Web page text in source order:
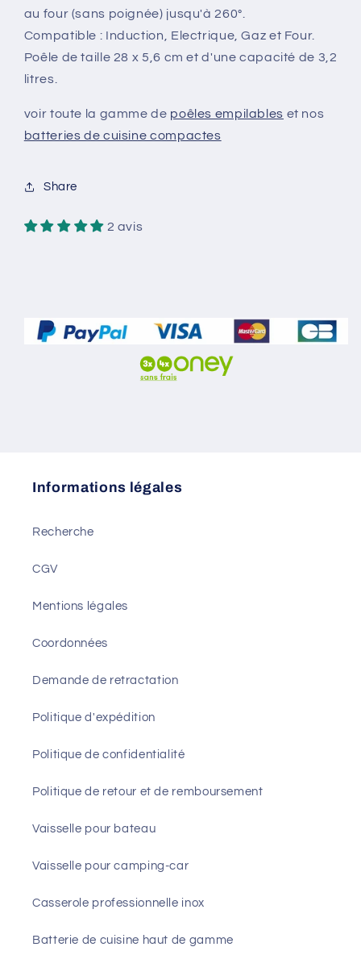
au four (sans poignée) jusqu'à 260°.
Compatible : Induction, Electrique, Gaz et Four.
Poêle de taille 28 x 5,6 cm et d'une capacité de 3,2
litres.
voir toute la gamme de poêles empilables et nos
batteries de cuisine compactes
Share
2 avis
Informations légales
Recherche
CGV
Mentions légales
Coordonnées
Demande de retractation
Politique d'expédition
Politique de confidentialité
Politique de retour et de remboursement
Vaisselle pour bateau
Vaisselle pour camping-car
Casserole professionnelle inox
Batterie de cuisine haut de gamme